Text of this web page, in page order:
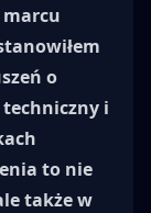
marcu
o
i
to nie
także w